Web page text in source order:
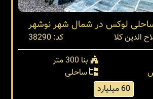
لوکس در شمال شهر نوشهر
الدین کلا
کد: 38290
بنا 300 متر
ساحلی
60 میلیارد